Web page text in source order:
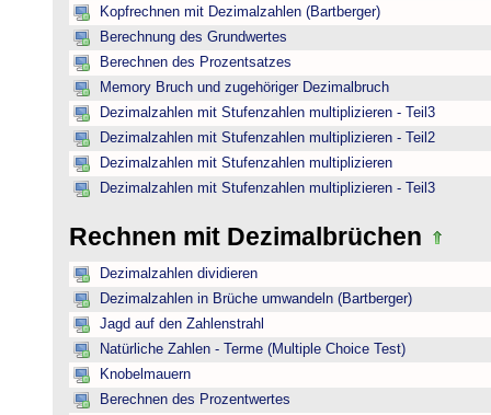
Kopfrechnen mit Dezimalzahlen (Bartberger)
Berechnung des Grundwertes
Berechnen des Prozentsatzes
Memory Bruch und zugehöriger Dezimalbruch
Dezimalzahlen mit Stufenzahlen multiplizieren - Teil3
Dezimalzahlen mit Stufenzahlen multiplizieren - Teil2
Dezimalzahlen mit Stufenzahlen multiplizieren
Dezimalzahlen mit Stufenzahlen multiplizieren - Teil3
Rechnen mit Dezimalbrüchen
Dezimalzahlen dividieren
Dezimalzahlen in Brüche umwandeln (Bartberger)
Jagd auf den Zahlenstrahl
Natürliche Zahlen - Terme (Multiple Choice Test)
Knobelmauern
Berechnen des Prozentwertes